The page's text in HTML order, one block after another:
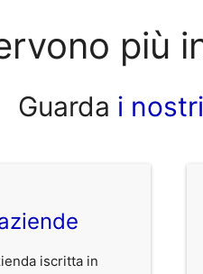
più
Guarda i
iscritta in